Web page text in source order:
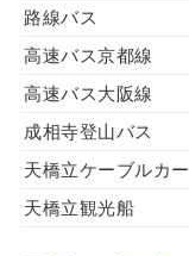
路線バス
高速バス京都線
高速バス大阪線
成相寺登山バス
天橋立ケーブルカー
天橋立観光船